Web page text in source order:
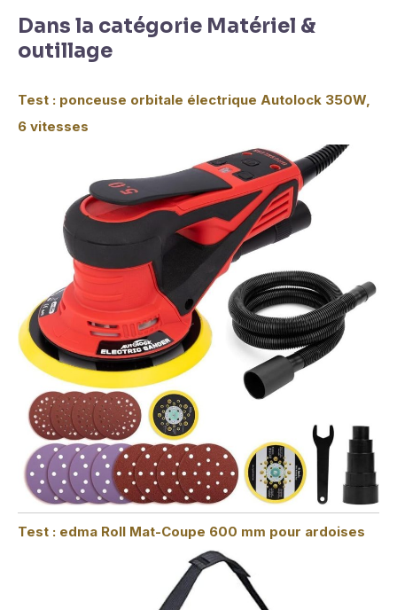
Dans la catégorie Matériel &
outillage
Test : ponceuse orbitale électrique Autolock 350W,
6 vitesses
Test : edma Roll Mat-Coupe 600 mm pour ardoises